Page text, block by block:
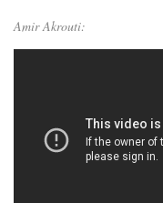
Amir Akrouti: